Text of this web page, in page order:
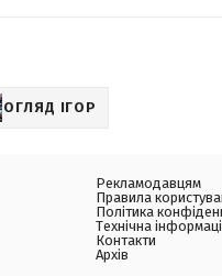
ОГЛЯД ІГОР
Рекламодавцям
Правила
Політика
Технічна
Контакти
Архів